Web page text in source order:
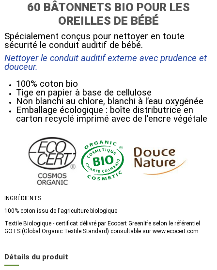
60 BÂTONNETS BIO POUR LES
OREILLES DE BÉBÉ
Spécialement conçus pour nettoyer en toute
sécurité le conduit auditif de bébé.
Nettoyer le conduit auditif externe avec prudence et
douceur.
100% coton bio
Tige en papier à base de cellulose
Non blanchi au chlore, blanchi à l’eau oxygénée
Emballage écologique : boîte distributrice en
carton recyclé imprimé avec de l'encre végétale
INGRÉDIENTS
100% coton issu de l'agriculture biologique
Textile Biologique - certificat délivré par Ecocert Greenlife selon le référentiel
GOTS (Global Organic Textile Standard) consultable sur www.ecocert.com
Détails du produit